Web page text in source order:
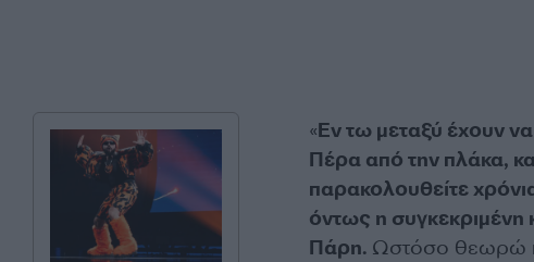
«Εν τω μεταξύ έχουν
Πέρα από την πλάκα,
παρακολουθείτε
όντως η συγκεκριμένη
Πάρη.Ωστόσο θεωρώ